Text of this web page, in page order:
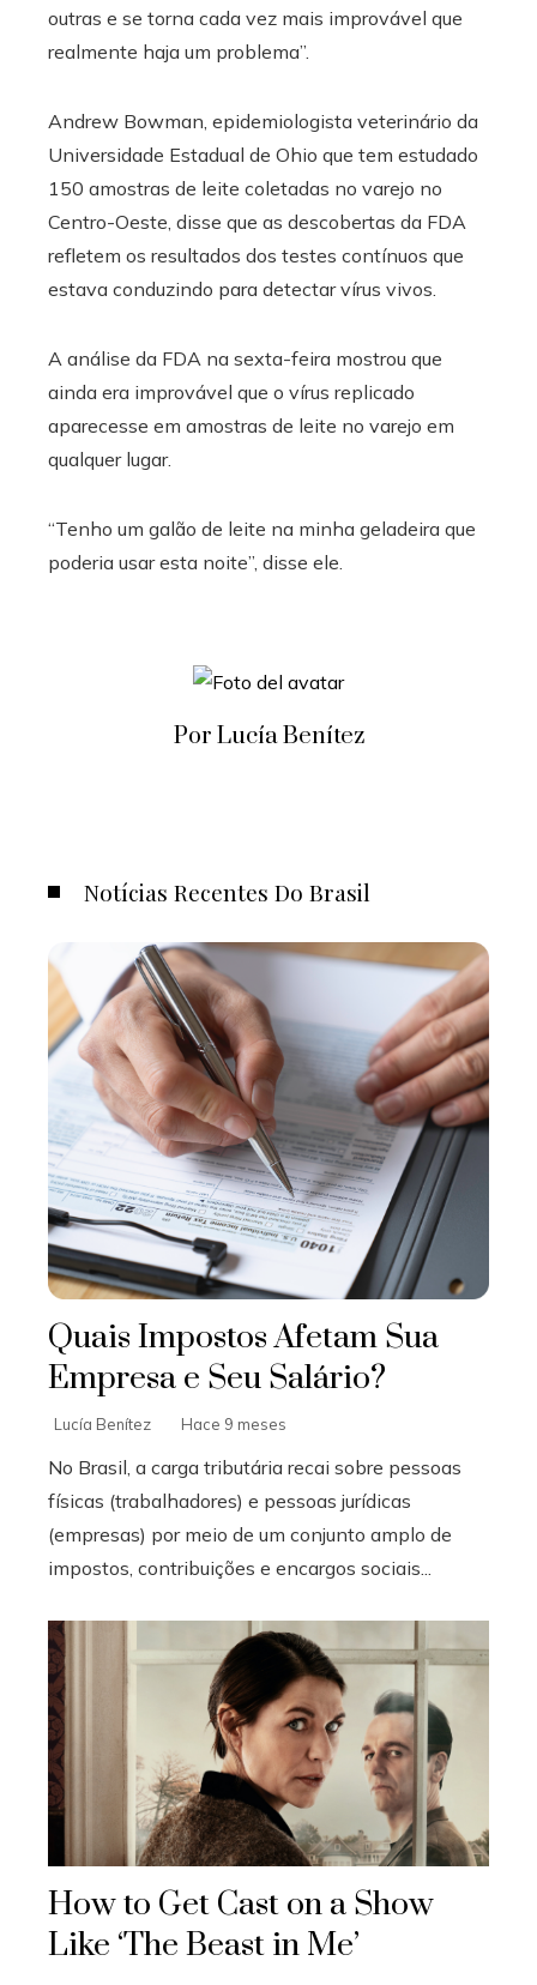
outras e se torna cada vez mais improvável que
realmente haja um problema”.
Andrew Bowman, epidemiologista veterinário da
Universidade Estadual de Ohio que tem estudado
150 amostras de leite coletadas no varejo no
Centro-Oeste, disse que as descobertas da FDA
refletem os resultados dos testes contínuos que
estava conduzindo para detectar vírus vivos.
A análise da FDA na sexta-feira mostrou que
ainda era improvável que o vírus replicado
aparecesse em amostras de leite no varejo em
qualquer lugar.
“Tenho um galão de leite na minha geladeira que
poderia usar esta noite”, disse ele.
Por Lucía Benítez
Notícias Recentes Do Brasil
Quais Impostos Afetam Sua
Empresa e Seu Salário?
Lucía Benítez Hace 9 meses
No Brasil, a carga tributária recai sobre pessoas
físicas (trabalhadores) e pessoas jurídicas
(empresas) por meio de um conjunto amplo de
impostos, contribuições e encargos sociais...
How to Get Cast on a Show
Like ‘The Beast in Me’